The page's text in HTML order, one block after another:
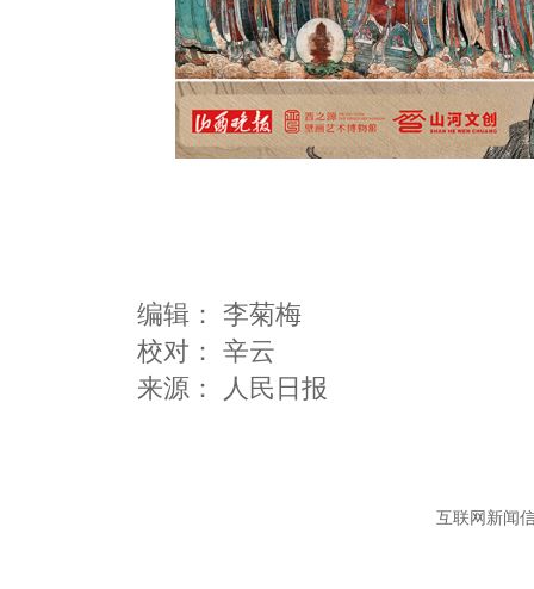
编辑： 李菊梅
校对： 辛云
互联网新闻